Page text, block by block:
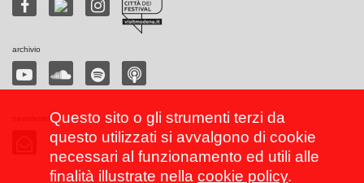
archivio
Questo sito o gli strumenti terzi da
questo utilizzati si avvalgono di cookie
necessari al funzionamento ed utili alle
finalità illustrate nella cookie policy.